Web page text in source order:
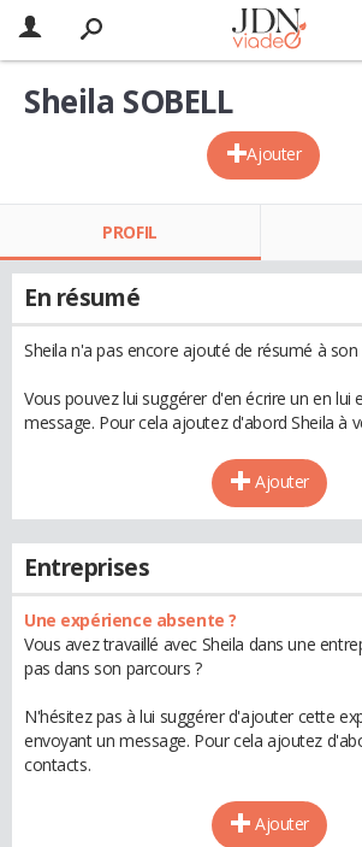
Ajouter
Sheila SOBELL
PROFIL
En résumé
Sheila n'a pas encore ajouté de résumé à son
Vous pouvez lui suggérer d'en écrire un en lui
message. Pour cela ajoutez d'abord Sheila à
Ajouter
Entreprises
Une expérience absente ?
Vous avez travaillé avec Sheila dans une
pas dans son parcours ?
N'hésitez pas à lui suggérer d'ajouter cette
envoyant un message. Pour cela ajoutez
contacts.
Ajouter